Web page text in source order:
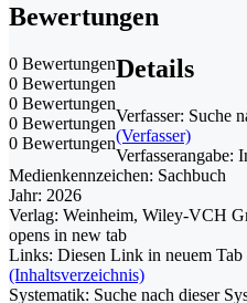
Bewertungen
0 Bewertungen
0 Bewertungen
0 Bewertungen
0 Bewertungen
0 Bewertungen
Details
Verfasser: Suche
(Verfasser)
Verfasserangabe:
Medienkennzeichen: Sachbuch
Jahr: 2026
Verlag: Weinheim, Wiley-VCH
opens in new tab
Links: Diesen Link in neuem Tab
(Inhaltsverzeichnis)
Systematik: Suche nach dieser